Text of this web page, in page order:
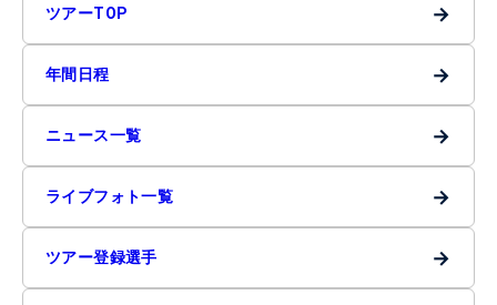
ツアーTOP →
年間日程 →
ニュース一覧 →
ライブフォト一覧 →
ツアー登録選手 →